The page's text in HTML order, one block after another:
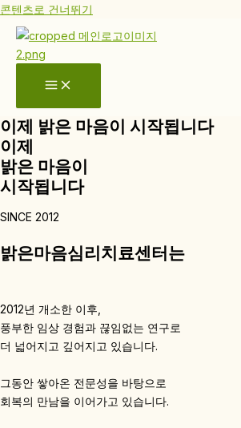
콘텐츠로 건너뛰기
이제 밝은 마음이 시작됩니다
이제
밝은 마음이
시작됩니다
SINCE 2012
밝은마음심리치료센터는
2012년 개소한 이후,
풍부한 임상 경험과 끊임없는 연구로
더 넓어지고 깊어지고 있습니다.
그동안 쌓아온 전문성을 바탕으로
회복의 만남을 이어가고 있습니다.